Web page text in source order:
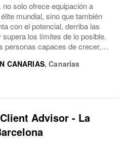
no solo ofrece equipación a
mundial, sino que también
con el potencial, derriba las
supera los límites de lo posible.
personas capaces de crecer,
y fomentar la
CANARIAS,Canarias
Advisor - La